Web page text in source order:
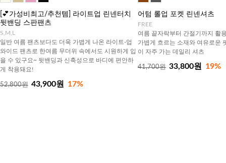
[💕가성비최고/추천템] 라이트업 린넨터치
뒷밴딩 스판팬츠
S,M,L
일반 여름 팬츠보다도 더욱 가볍게 나온 라이트-업
와이드 팬츠로 한여름 무더위 속에서도 시원하게 입
을 수 있구요~ 뒷밴딩과 신축성으로 바디에 편안하
게 착용돼요!
52,800원 43,900원 17%
어텀 롤업 포켓 린넨셔츠
FREE
여름 끝자락부터 간절기까지 활
가볍게 흐르는 소재와 여유로운
이 자주 가는 데일리 셔츠
41,700원 33,800원 19%